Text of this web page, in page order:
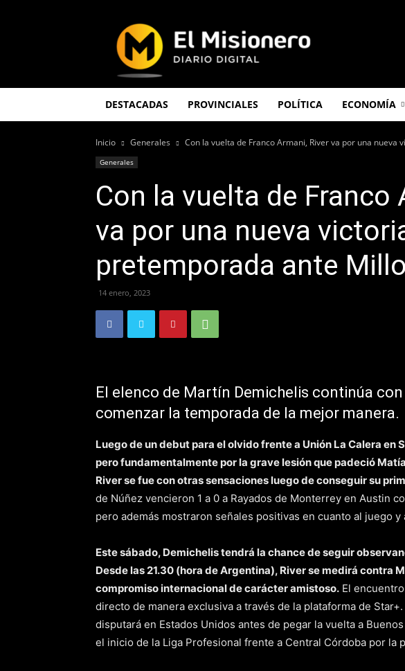
Misionero
DESTACADAS PROVINCIALES POLÍTICA ECONOMÍA
Inicio Generales Con la vuelta de Franco Armani, River va por una nueva
Generales
Con la vuelta de Franco
va por una nueva
pretemporada ante
14 enero, 2023
El elenco de Martín Demichelis continúa
comenzar la temporada de la mejor manera.
Luego de un debut para el olvido frente a Unión La Calera en
pero fundamentalmente por la grave lesión que padeció
River se fue con otras sensaciones luego de conseguir su
de Núñez vencieron 1 a 0 a Rayados de Monterrey en Austin
pero además mostraron señales positivas en cuanto al juego
Este sábado, Demichelis tendrá la chance de seguir
Desde las 21.30 (hora de Argentina), River se medirá contra
compromiso internacional de carácter amistoso. El
directo de manera exclusiva a través de la plataforma de
disputará en Estados Unidos antes de pegar la vuelta a
el inicio de la Liga Profesional frente a Central Córdoba por la